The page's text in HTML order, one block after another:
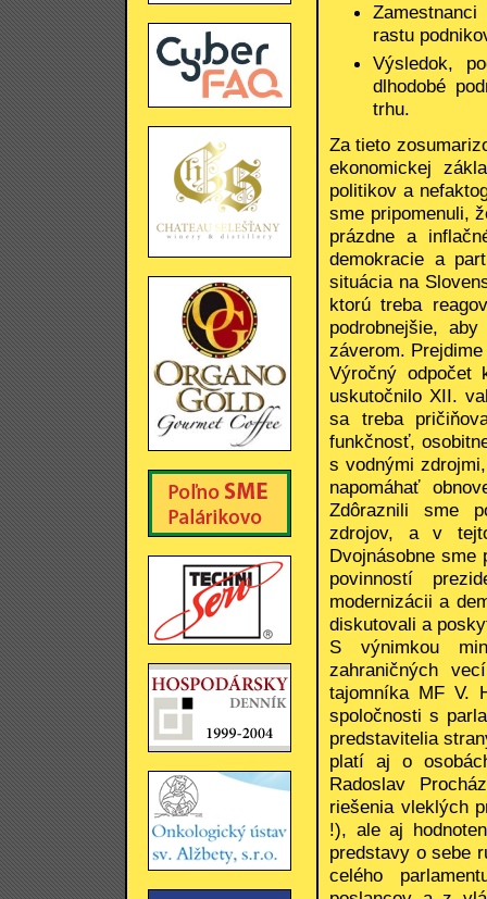
rastu
Výsledok,
dlhodobé
trhu.
Za tieto
ekonomickej
politikov a
sme pripomenuli,
prázdne a
demokracie a
situácia na
ktorú treba
podrobnejšie,
záverom.
Výročný odpočet
uskutočnilo XII.
sa treba
funkčnosť,
s vodnými
napomáhať
Zdôraznili sme
zdrojov, a v
Dvojnásobne
povinností
modernizácii a
diskutovali a
S výnimkou
zahraničných
tajomníka MF V.
spoločnosti s
predstavitelia
platí aj o
Radoslav
riešenia vleklých
!), ale aj
predstavy o sebe
celého